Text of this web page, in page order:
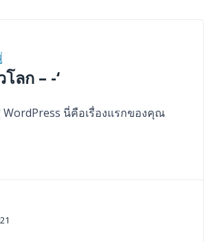
ลก – -‘
นี่คือเรื่องแรกของคุณ